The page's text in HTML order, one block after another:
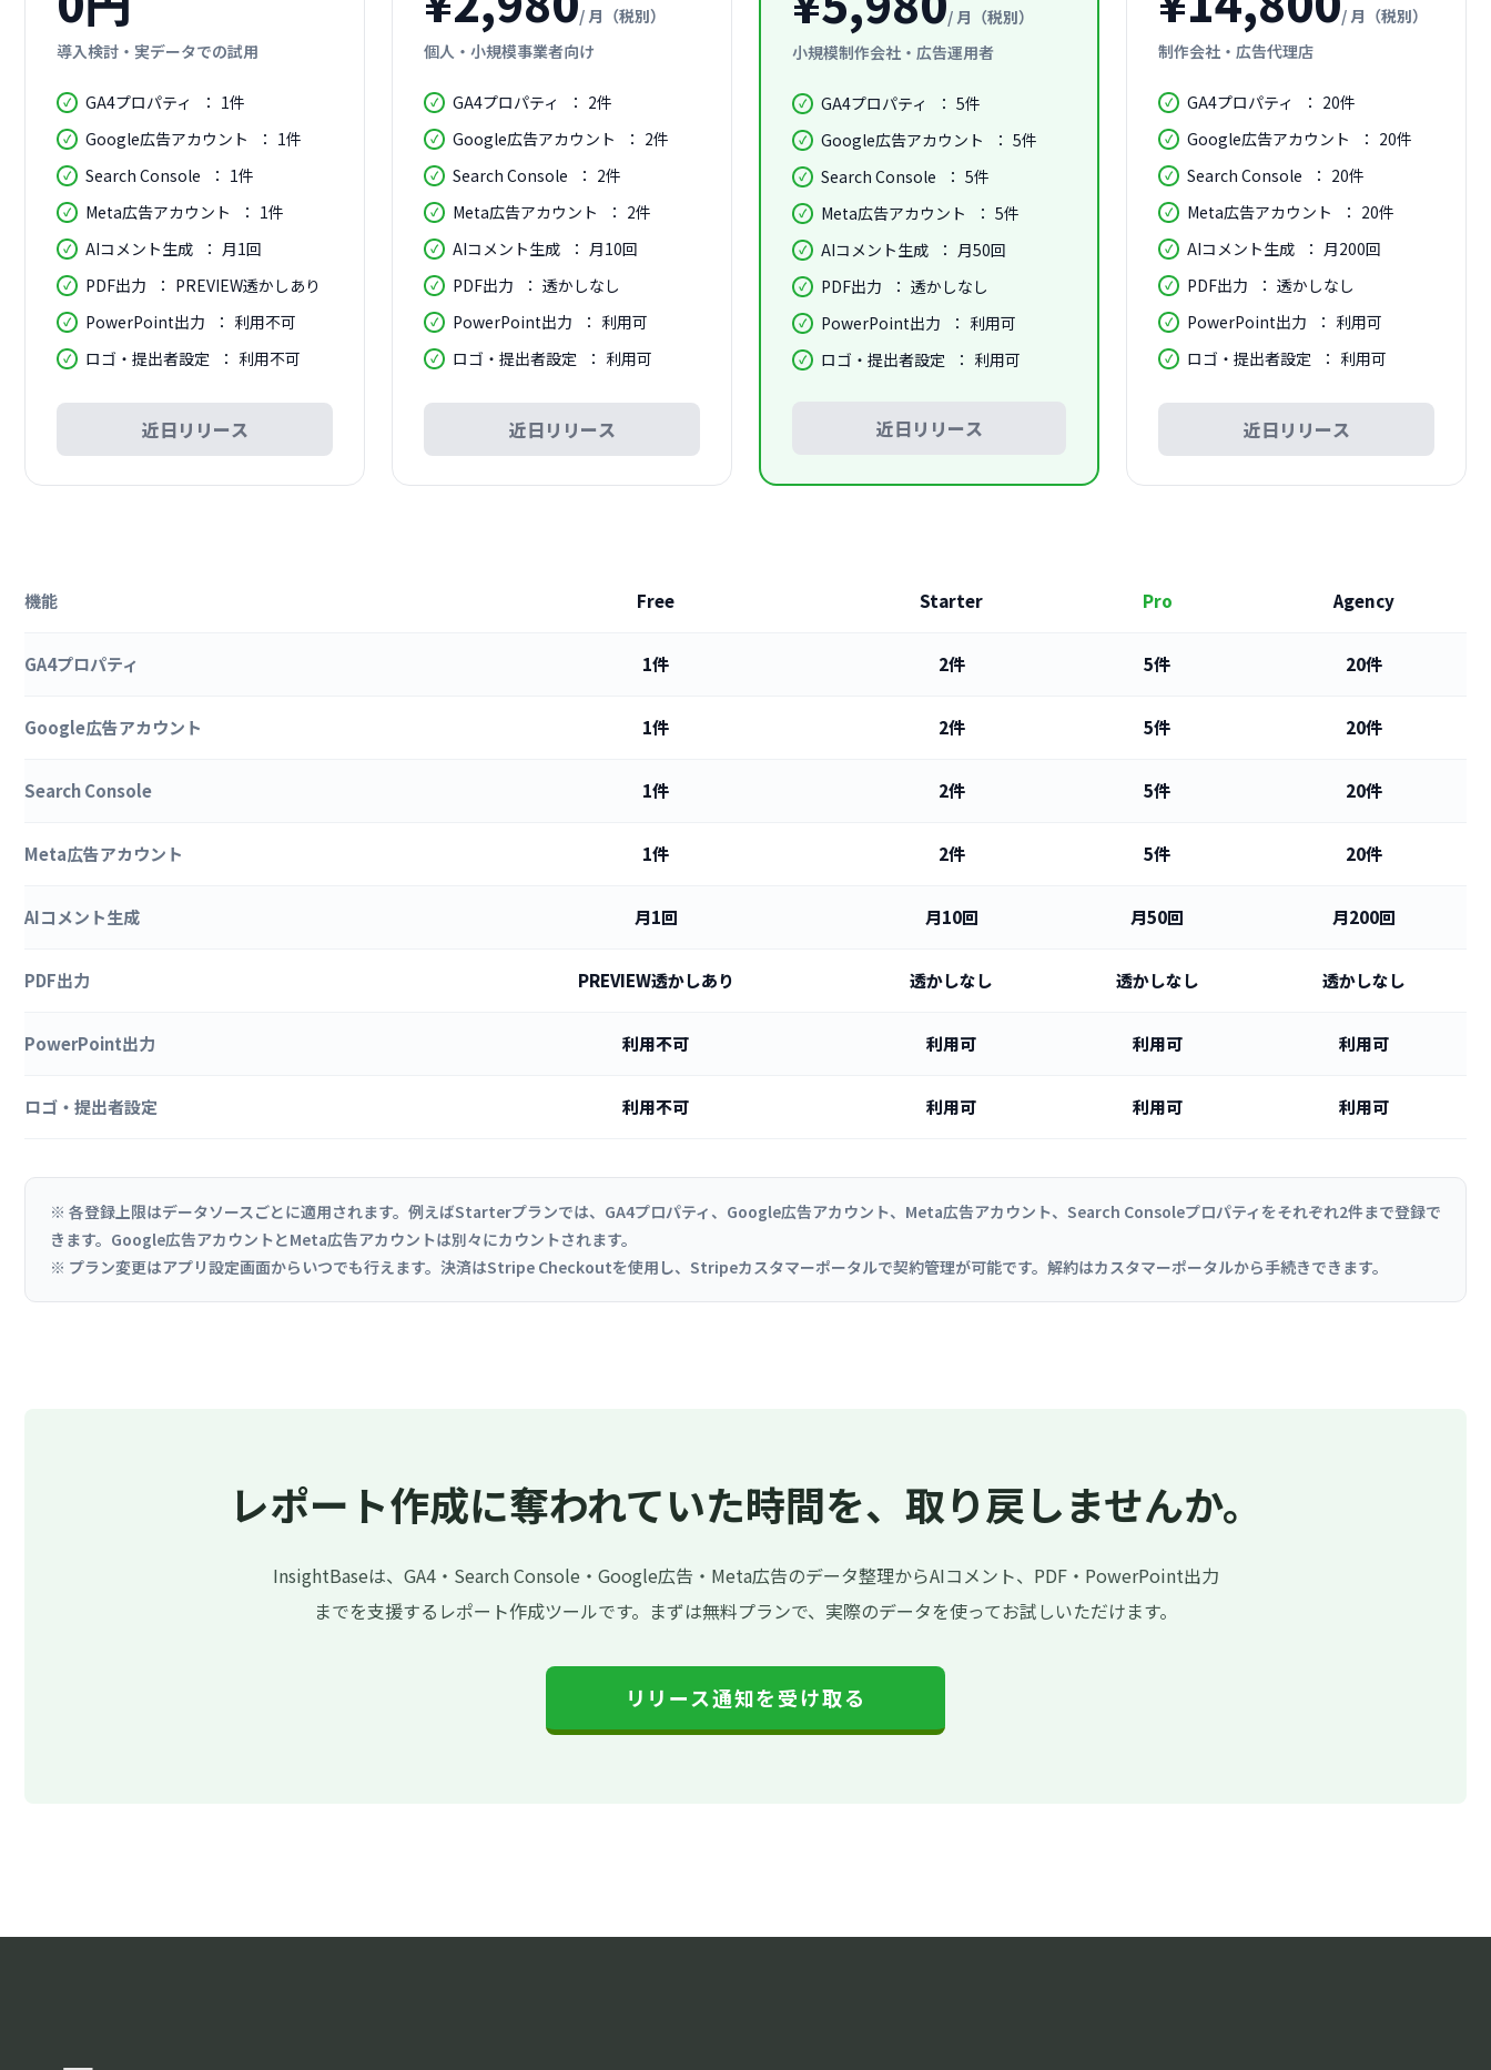
導入検討・実データでの試用
GA4プロパティ
1件
Google広告アカウント
1件
Search Console
1件
Meta広告アカウント
1件
AIコメント生成
月1回
PDF出力
PREVIEW透かしあり
PowerPoint出力
利用不可
ロゴ・提出者設定
利用不可
近日リリース
/ 月（税別）
個人・小規模事業者向け
GA4プロパティ
2件
Google広告アカウント
2件
Search Console
2件
Meta広告アカウント
2件
AIコメント生成
月10回
PDF出力
透かしなし
PowerPoint出力
利用可
ロゴ・提出者設定
利用可
近日リリース
/ 月（税別）
小規模制作会社・広告運用者
GA4プロパティ
5件
Google広告アカウント
5件
Search Console
5件
Meta広告アカウント
5件
AIコメント生成
月50回
PDF出力
透かしなし
PowerPoint出力
利用可
ロゴ・提出者設定
利用可
近日リリース
/ 月（税別）
制作会社・広告代理店
GA4プロパティ
20件
Google広告アカウント
20件
Search Console
20件
Meta広告アカウント
20件
AIコメント生成
月200回
PDF出力
透かしなし
PowerPoint出力
利用可
ロゴ・提出者設定
利用可
近日リリース
機能 Free Starter Pro Agency
GA4プロパティ 1件 2件 5件 20件
Google広告アカウント 1件 2件 5件 20件
Search Console 1件 2件 5件 20件
Meta広告アカウント 1件 2件 5件 20件
AIコメント生成 月1回 月10回 月50回 月200回
PDF出力 PREVIEW透かしあり 透かしなし 透かしなし 透かしなし
PowerPoint出力 利用不可 利用可 利用可 利用可
ロゴ・提出者設定 利用不可 利用可 利用可 利用可
※ 各登録上限はデータソースごとに適用されます。例えばStarterプランでは、GA4プロパティ、Google広告アカウント、Meta広告アカウント、Search Consoleプロパティをそれぞれ2件まで登録で
きます。Google広告アカウントとMeta広告アカウントは別々にカウントされます。
※ プラン変更はアプリ設定画面からいつでも行えます。決済はStripe Checkoutを使用し、Stripeカスタマーポータルで契約管理が可能です。解約はカスタマーポータルから手続きできます。
レポート作成に奪われていた時間を、取り戻しませんか。
InsightBaseは、GA4・Search Console・Google広告・Meta広告のデータ整理からAIコメント、PDF・PowerPoint出力
までを支援するレポート作成ツールです。まずは無料プランで、実際のデータを使ってお試しいただけます。
リリース通知を受け取る